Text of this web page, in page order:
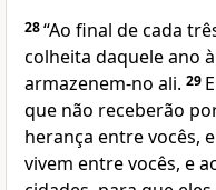
28“Ao final de cada
colheita daquele ano
armazenem-no ali. 29
que não receberão
herança entre vocês,
vivem entre vocês, e